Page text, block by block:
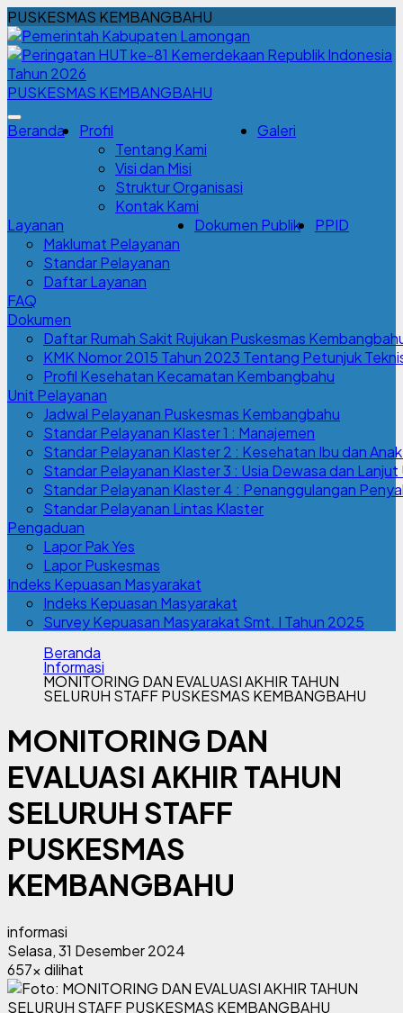
PUSKESMAS KEMBANGBAHU
PUSKESMAS KEMBANGBAHU
Beranda
Profil
Tentang Kami
Visi dan Misi
Struktur Organisasi
Kontak Kami
Galeri
Layanan
Maklumat Pelayanan
Standar Pelayanan
Daftar Layanan
Dokumen Publik PPID
FAQ
Dokumen
Daftar Rumah Sakit Rujukan Puskesmas
KMK Nomor 2015 Tahun 2023 Tentang Petunjuk
Profil Kesehatan Kecamatan Kembangbahu
Unit Pelayanan
Jadwal Pelayanan Puskesmas Kembangbahu
Standar Pelayanan Klaster 1 : Manajemen
Standar Pelayanan Klaster 2 : Kesehatan Ibu dan
Standar Pelayanan Klaster 3 : Usia Dewasa dan Lanjut
Standar Pelayanan Klaster 4 : Penanggulangan
Standar Pelayanan Lintas Klaster
Pengaduan
Lapor Pak Yes
Lapor Puskesmas
Indeks Kepuasan Masyarakat
Indeks Kepuasan Masyarakat
Survey Kepuasan Masyarakat Smt. I Tahun 2025
Beranda
Informasi
MONITORING DAN EVALUASI AKHIR TAHUN
SELURUH STAFF PUSKESMAS KEMBANGBAHU
MONITORING DAN
EVALUASI AKHIR TAHUN
SELURUH STAFF
PUSKESMAS
KEMBANGBAHU
informasi
Selasa, 31 Desember 2024
657x dilihat